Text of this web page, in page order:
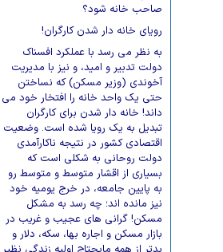
صاحب خانه شود؟
رویای خانه دار شدن کارگران!
به نظر می رسد با عملکرد افسناک
دولت تدبیر و امید، و نیز با مدیریت
آخوندی (وزیر مسکن) که نساختن
حتی یک واحد خانه را افتخار خود می
داند! خانه دار شدن برای کارگران
تبدیل به یک رویا شده است. وضعیت
اقتصادی کشور در نتیجه ناکارآمدی
دولت روحانی به شکلی است که
بسیاری از اقشار متوسط و متوسط رو
به پایین جامعه، در خرج یومیه خود
نیز مانده اند؛ چه رسد به مشکل
مسکن! گرانی های عجیب و غریب در
بازار مسکن و اجاره بها، سکه، دلار و